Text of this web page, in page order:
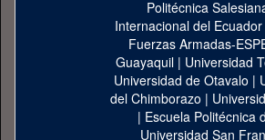
Politécnica
Internacional del Ecuador
Fuerzas Armadas-
Guayaquil| Universidad
Universidad de Otavalo |
del Chimborazo |
| Escuela Politécnica
Universidad San